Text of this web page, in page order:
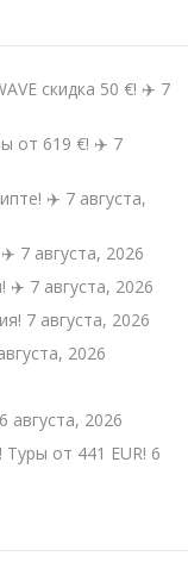
скидка 50 €! ✈️ 7
от 619 €! ✈️ 7
✈️ 7 августа,
✈️ 7 августа, 2026
✈️ 7 августа, 2026
7 августа, 2026
2026
6 августа, 2026
Туры от 441 EUR! 6